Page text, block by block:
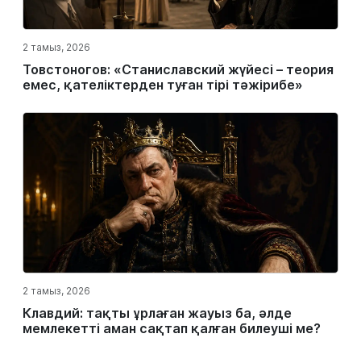
2 тамыз, 2026
Товстоногов: «Станиславский жүйесі – теория
емес, қателіктерден туған тірі тәжірибе»
2 тамыз, 2026
Клавдий: тақты ұрлаған жауыз ба, әлде
мемлекетті аман сақтап қалған билеуші ме?